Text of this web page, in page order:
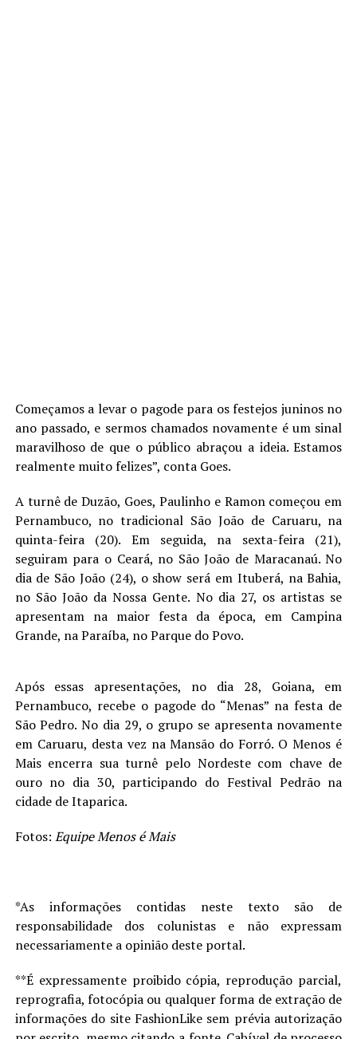
Começamos a levar o pagode para os festejos juninos no
ano passado, e sermos chamados novamente é um sinal
maravilhoso de que o público abraçou a ideia. Estamos
realmente muito felizes”, conta Goes.
A turnê de Duzão, Goes, Paulinho e Ramon começou em
Pernambuco, no tradicional São João de Caruaru, na
quinta-feira (20). Em seguida, na sexta-feira (21),
seguiram para o Ceará, no São João de Maracanaú. No
dia de São João (24), o show será em Ituberá, na Bahia,
no São João da Nossa Gente. No dia 27, os artistas se
apresentam na maior festa da época, em Campina
Grande, na Paraíba, no Parque do Povo.
Após essas apresentações, no dia 28, Goiana, em
Pernambuco, recebe o pagode do “Menas” na festa de
São Pedro. No dia 29, o grupo se apresenta novamente
em Caruaru, desta vez na Mansão do Forró. O Menos é
Mais encerra sua turnê pelo Nordeste com chave de
ouro no dia 30, participando do Festival Pedrão na
cidade de Itaparica.
Fotos: Equipe Menos é Mais
*As informações contidas neste texto são de
responsabilidade dos colunistas e não expressam
necessariamente a opinião deste portal.
**É expressamente proibido cópia, reprodução parcial,
reprografia, fotocópia ou qualquer forma de extração de
informações do site FashionLike sem prévia autorização